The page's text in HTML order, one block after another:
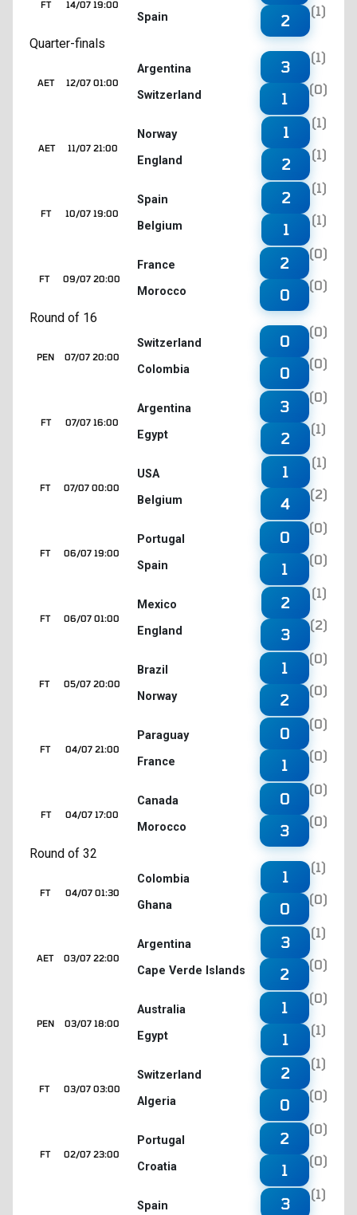
14/07 19:00
FT
Spain 2
(1)
Quarter-finals
12/07 01:00
AET
Argentina
Switzerland
3
(1)
1
(0)
11/07 21:00
AET
Norway
England
1
(1)
2
(1)
10/07 19:00
FT
Spain
Belgium
2
(1)
1
(1)
09/07 20:00
FT
France
Morocco
2
(0)
0
(0)
Round of 16
07/07 20:00
PEN
Switzerland
Colombia
0
(0)
0
(0)
07/07 16:00
FT
Argentina
Egypt
3
(0)
2
(1)
07/07 00:00
FT
USA
Belgium
1
(1)
4
(2)
06/07 19:00
FT
Portugal
Spain
0
(0)
1
(0)
06/07 01:00
FT
Mexico
England
2
(1)
3
(2)
05/07 20:00
FT
Brazil
Norway
1
(0)
2
(0)
04/07 21:00
FT
Paraguay
France
0
(0)
1
(0)
04/07 17:00
FT
Canada
Morocco
0
(0)
3
(0)
Round of 32
04/07 01:30
FT
Colombia
Ghana
1
(1)
0
(0)
03/07 22:00
AET
Argentina
Cape Verde Islands
3
(1)
2
(0)
03/07 18:00
PEN
Australia
Egypt
1
(0)
1
(1)
03/07 03:00
FT
Switzerland
Algeria
2
(1)
0
(0)
02/07 23:00
FT
Portugal
Croatia
2
(0)
1
(0)
Spain
3
(1)